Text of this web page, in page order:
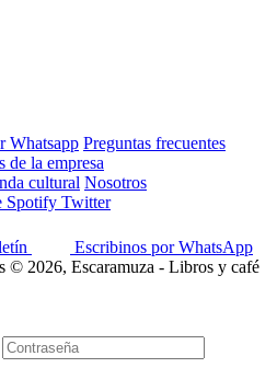
Whatsapp Preguntas frecuentes
de la empresa
cultural Nosotros
Spotify Twitter
Escribinos por WhatsApp
© 2026, Escaramuza - Libros y café